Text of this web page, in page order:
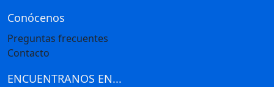
Conócenos
Preguntas frecuentes
Contacto
ENCUENTRANOS EN...